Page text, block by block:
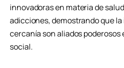
innovadoras en materia de
adicciones, demostrando que
cercanía son aliados
social.